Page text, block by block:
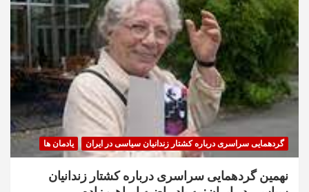
گردهمایی سراسری درباره کشتار زندانیان سیاسی در ایران یادمان ها
نهمین گردهمایی سراسری درباره کشتار زندانیان